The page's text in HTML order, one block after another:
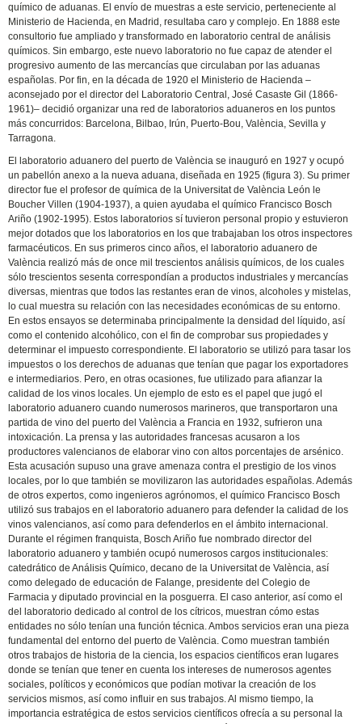
químico de aduanas. El envío de muestras a este servicio, perteneciente al
Ministerio de Hacienda, en Madrid, resultaba caro y complejo. En 1888 este
consultorio fue ampliado y transformado en laboratorio central de análisis
químicos. Sin embargo, este nuevo laboratorio no fue capaz de atender el
progresivo aumento de las mercancías que circulaban por las aduanas
españolas. Por fin, en la década de 1920 el Ministerio de Hacienda –
aconsejado por el director del Laboratorio Central, José Casaste Gil (1866-
1961)– decidió organizar una red de laboratorios aduaneros en los puntos
más concurridos: Barcelona, Bilbao, Irún, Puerto-Bou, València, Sevilla y
Tarragona.
El laboratorio aduanero del puerto de València se inauguró en 1927 y ocupó
un pabellón anexo a la nueva aduana, diseñada en 1925 (figura 3). Su primer
director fue el profesor de química de la Universitat de València León le
Boucher Villen (1904-1937), a quien ayudaba el químico Francisco Bosch
Ariño (1902-1995). Estos laboratorios sí tuvieron personal propio y estuvieron
mejor dotados que los laboratorios en los que trabajaban los otros inspectores
farmacéuticos. En sus primeros cinco años, el laboratorio aduanero de
València realizó más de once mil trescientos análisis químicos, de los cuales
sólo trescientos sesenta correspondían a productos industriales y mercancías
diversas, mientras que todos las restantes eran de vinos, alcoholes y mistelas,
lo cual muestra su relación con las necesidades económicas de su entorno.
En estos ensayos se determinaba principalmente la densidad del líquido, así
como el contenido alcohólico, con el fin de comprobar sus propiedades y
determinar el impuesto correspondiente. El laboratorio se utilizó para tasar los
impuestos o los derechos de aduanas que tenían que pagar los exportadores
e intermediarios. Pero, en otras ocasiones, fue utilizado para afianzar la
calidad de los vinos locales. Un ejemplo de esto es el papel que jugó el
laboratorio aduanero cuando numerosos marineros, que transportaron una
partida de vino del puerto del València a Francia en 1932, sufrieron una
intoxicación. La prensa y las autoridades francesas acusaron a los
productores valencianos de elaborar vino con altos porcentajes de arsénico.
Esta acusación supuso una grave amenaza contra el prestigio de los vinos
locales, por lo que también se movilizaron las autoridades españolas. Además
de otros expertos, como ingenieros agrónomos, el químico Francisco Bosch
utilizó sus trabajos en el laboratorio aduanero para defender la calidad de los
vinos valencianos, así como para defenderlos en el ámbito internacional.
Durante el régimen franquista, Bosch Ariño fue nombrado director del
laboratorio aduanero y también ocupó numerosos cargos institucionales:
catedrático de Análisis Químico, decano de la Universitat de València, así
como delegado de educación de Falange, presidente del Colegio de
Farmacia y diputado provincial en la posguerra. El caso anterior, así como el
del laboratorio dedicado al control de los cítricos, muestran cómo estas
entidades no sólo tenían una función técnica. Ambos servicios eran una pieza
fundamental del entorno del puerto de València. Como muestran también
otros trabajos de historia de la ciencia, los espacios científicos eran lugares
donde se tenían que tener en cuenta los intereses de numerosos agentes
sociales, políticos y económicos que podían motivar la creación de los
servicios mismos, así como influir en sus trabajos. Al mismo tiempo, la
importancia estratégica de estos servicios científicos ofrecía a su personal la